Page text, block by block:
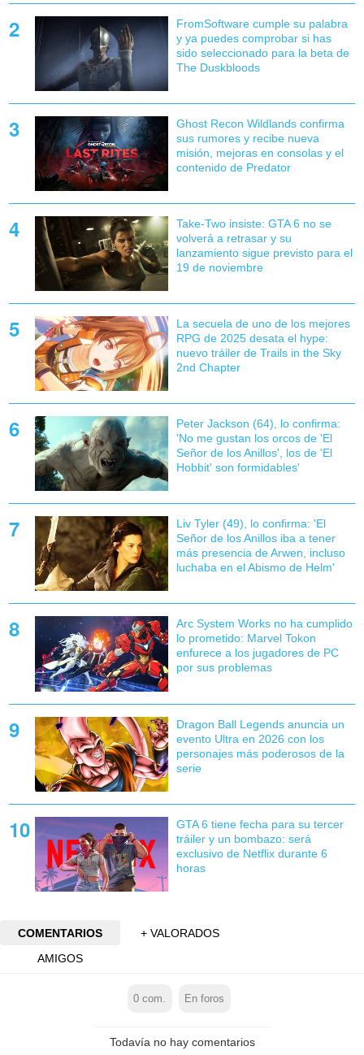
FromSoftware cumple su palabra
y ya puedes comprobar si has
sido seleccionado para la beta de
The Duskbloods
Ghost Recon Wildlands confirma
sus rumores y recibe nueva
misión, mejoras en consolas y el
contenido de Predator
Take-Two insiste: GTA 6 no se
volverá a retrasar y su
lanzamiento sigue previsto para el
19 de noviembre
La secuela de uno de los mejores
RPG de 2025 desata el hype:
nuevo tráiler de Trails in the Sky
2nd Chapter
Peter Jackson (64), lo confirma:
'No me gustan los orcos de 'El
Señor de los Anillos', los de 'El
Hobbit' son formidables'
Liv Tyler (49), lo confirma: 'El
Señor de los Anillos iba a tener
más presencia de Arwen, incluso
luchaba en el Abismo de Helm'
Arc System Works no ha cumplido
lo prometido: Marvel Tokon
enfurece a los jugadores de PC
por sus problemas
Dragon Ball Legends anuncia un
evento Ultra en 2026 con los
personajes más poderosos de la
serie
GTA 6 tiene fecha para su tercer
tráiler y un bombazo: será
exclusivo de Netflix durante 6
horas
COMENTARIOS
+ VALORADOS
AMIGOS
0 com. En foros
Todavía no hay comentarios